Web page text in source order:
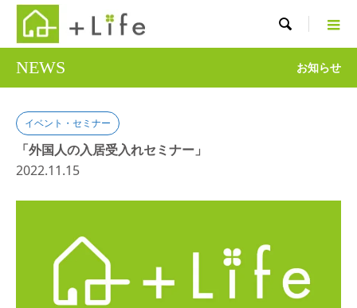

NEWS お知らせ
イベント・セミナー
「外国人の入居受入れセミナー」
2022.11.15